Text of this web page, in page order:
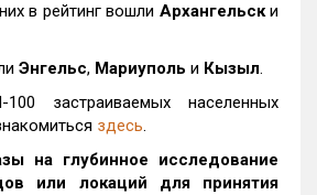
в рейтинг вошли Архангельски
Энгельс, Мариуполь и Кызыл.
застраиваемых населенных
здесь.
на глубинное исследование
или локаций для принятия